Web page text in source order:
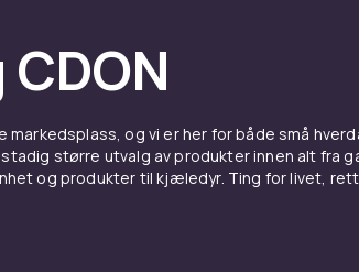
markedsplass, og vi er her for både små
større utvalg av produkter innen alt fra
og produkter til kjæledyr. Ting for livet,